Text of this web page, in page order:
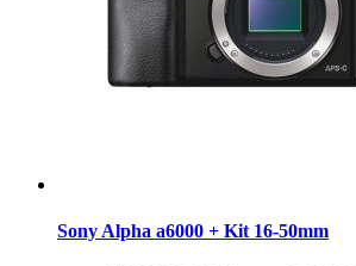
Sony Alpha a6000 + Kit 16-50mm